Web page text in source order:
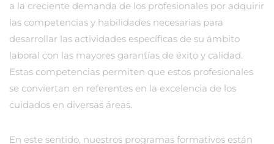
a la creciente demanda de los profesionales por adquirir
las competencias y habilidades necesarias para
desarrollar las actividades específicas de su ámbito
laboral con las mayores garantías de éxito y calidad.
Estas competencias permiten que estos profesionales
se conviertan en referentes en la excelencia de los
cuidados en diversas áreas.
En este sentido, nuestros programas formativos están